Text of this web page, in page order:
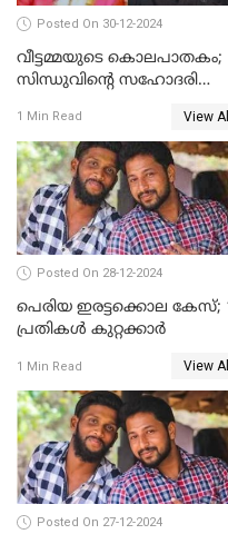
Posted On 30-12-2024
വീട്ടമ്മയുടെ കൊലപാതകം;
സിന്ധുവിന്റെ സഹോദരി
1 Min Read View All
Posted On 28-12-2024
പെരിയ ഇരട്ടക്കൊല കേസ്; 14
പ്രതികള്‍ കുറ്റക്കാര്‍
1 Min Read View All
Posted On 27-12-2024